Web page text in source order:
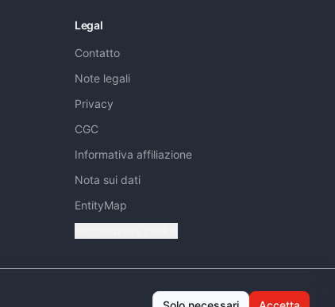
Legal
Contatto
Note legali
Privacy
CGC
Informativa affiliazione
Nota sui dati
EntityMap